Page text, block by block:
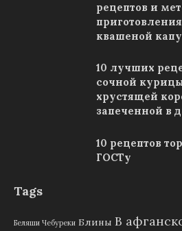
рецептов и
приготовления
квашеной
10 лучших
сочной
хрустящей
запеченной в
10 рецептов
ГОСТу
Tags
Беляши Чебуреки Блины В